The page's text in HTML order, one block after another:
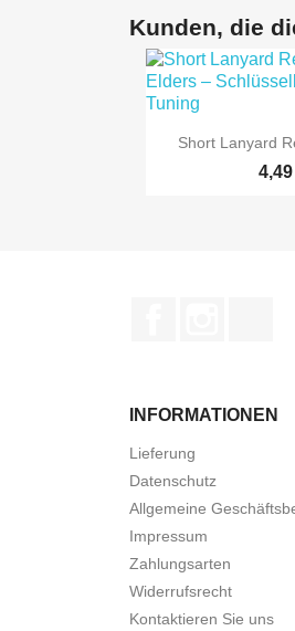
Kunden, die

Short Lanyard
INFORMATIONEN
Lieferung
Datenschutz
Allgemeine
Impressum
Zahlungsarten
Widerrufsrecht
Kontaktieren Sie uns